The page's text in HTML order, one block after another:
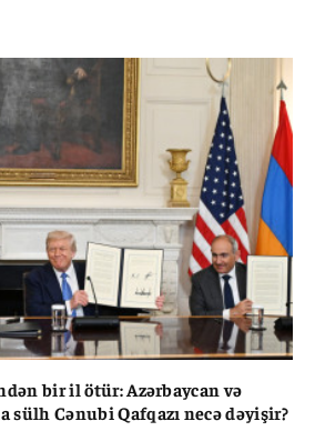
bir il ötür: Azərbaycan və
sülh Cənubi Qafqazı necə dəyişir?